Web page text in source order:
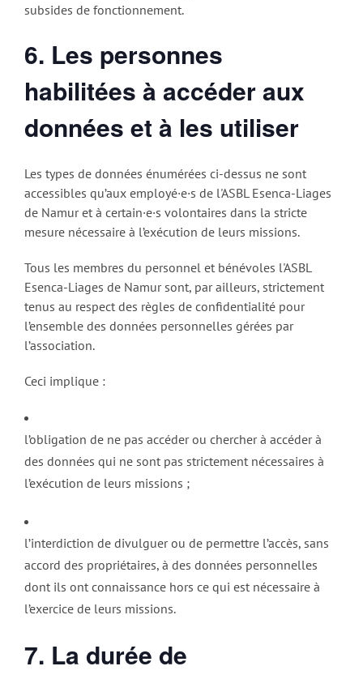
subsides de fonctionnement.
6. Les personnes
habilitées à accéder aux
données et à les utiliser
Les types de données énumérées ci-dessus ne sont
accessibles qu’aux employé·e·s de l'ASBL Esenca-Liages
de Namur et à certain·e·s volontaires dans la stricte
mesure nécessaire à l’exécution de leurs missions.
Tous les membres du personnel et bénévoles l'ASBL
Esenca-Liages de Namur sont, par ailleurs, strictement
tenus au respect des règles de confidentialité pour
l’ensemble des données personnelles gérées par
l’association.
Ceci implique :
l’obligation de ne pas accéder ou chercher à accéder à
des données qui ne sont pas strictement nécessaires à
l’exécution de leurs missions ;
l’interdiction de divulguer ou de permettre l’accès, sans
accord des propriétaires, à des données personnelles
dont ils ont connaissance hors ce qui est nécessaire à
l’exercice de leurs missions.
7. La durée de